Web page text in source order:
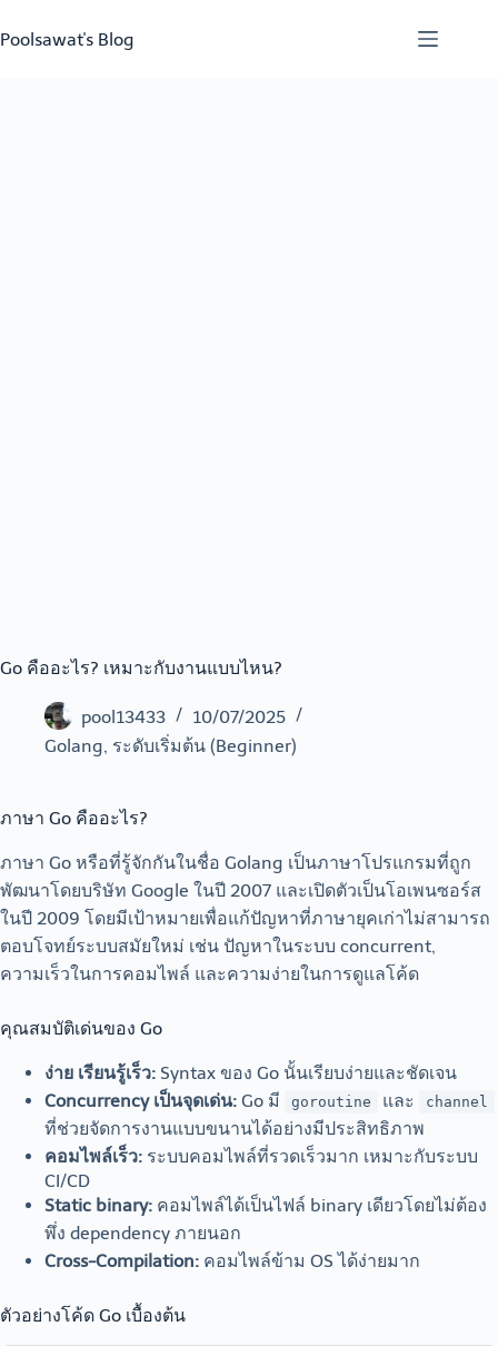
to
content
Poolsawat's Blog
Go คืออะไร? เหมาะกับงานแบบไหน?
pool13433
10/07/2025
Golang, ระดับเริ่มต้น (Beginner)
ภาษา Go คืออะไร?
ภาษา Go หรือที่รู้จักกันในชื่อ Golang เป็นภาษาโปรแกรมที่ถูก
พัฒนาโดยบริษัท Google ในปี 2007 และเปิดตัวเป็นโอเพนซอร์ส
ในปี 2009 โดยมีเป้าหมายเพื่อแก้ปัญหาที่ภาษายุคเก่าไม่สามารถ
ตอบโจทย์ระบบสมัยใหม่ เช่น ปัญหาในระบบ concurrent,
ความเร็วในการคอมไพล์ และความง่ายในการดูแลโค้ด
คุณสมบัติเด่นของ Go
ง่าย เรียนรู้เร็ว: Syntax ของ Go นั้นเรียบง่ายและชัดเจน
Concurrency เป็นจุดเด่น: Go มี goroutine และ channel
ที่ช่วยจัดการงานแบบขนานได้อย่างมีประสิทธิภาพ
คอมไพล์เร็ว: ระบบคอมไพล์ที่รวดเร็วมาก เหมาะกับระบบ
CI/CD
Static binary: คอมไพล์ได้เป็นไฟล์ binary เดียวโดยไม่ต้อง
พึ่ง dependency ภายนอก
Cross-Compilation: คอมไพล์ข้าม OS ได้ง่ายมาก
ตัวอย่างโค้ด Go เบื้องต้น